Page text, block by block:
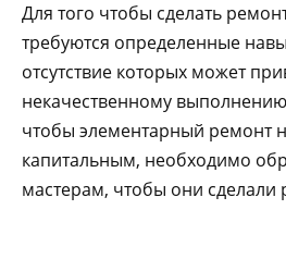
Для того чтобы сделать
требуются определенные
отсутствие которых может
некачественному
чтобы элементарный ремонт
капитальным, необходимо
мастерам, чтобы они сделали